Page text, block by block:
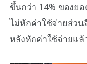
ขึ้นกว่า 14% ของย
ไม่หักค่าใช้จ่ายส่วน
หลังหักค่าใช้จ่ายแล้